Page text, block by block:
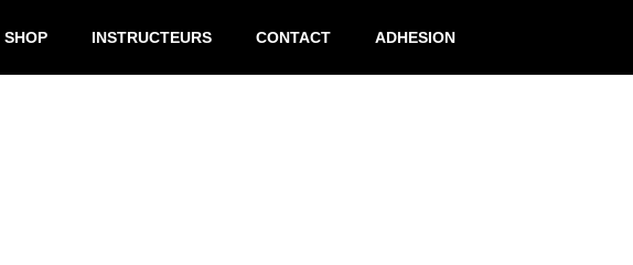
SHOP INSTRUCTEURS CONTACT ADHESION